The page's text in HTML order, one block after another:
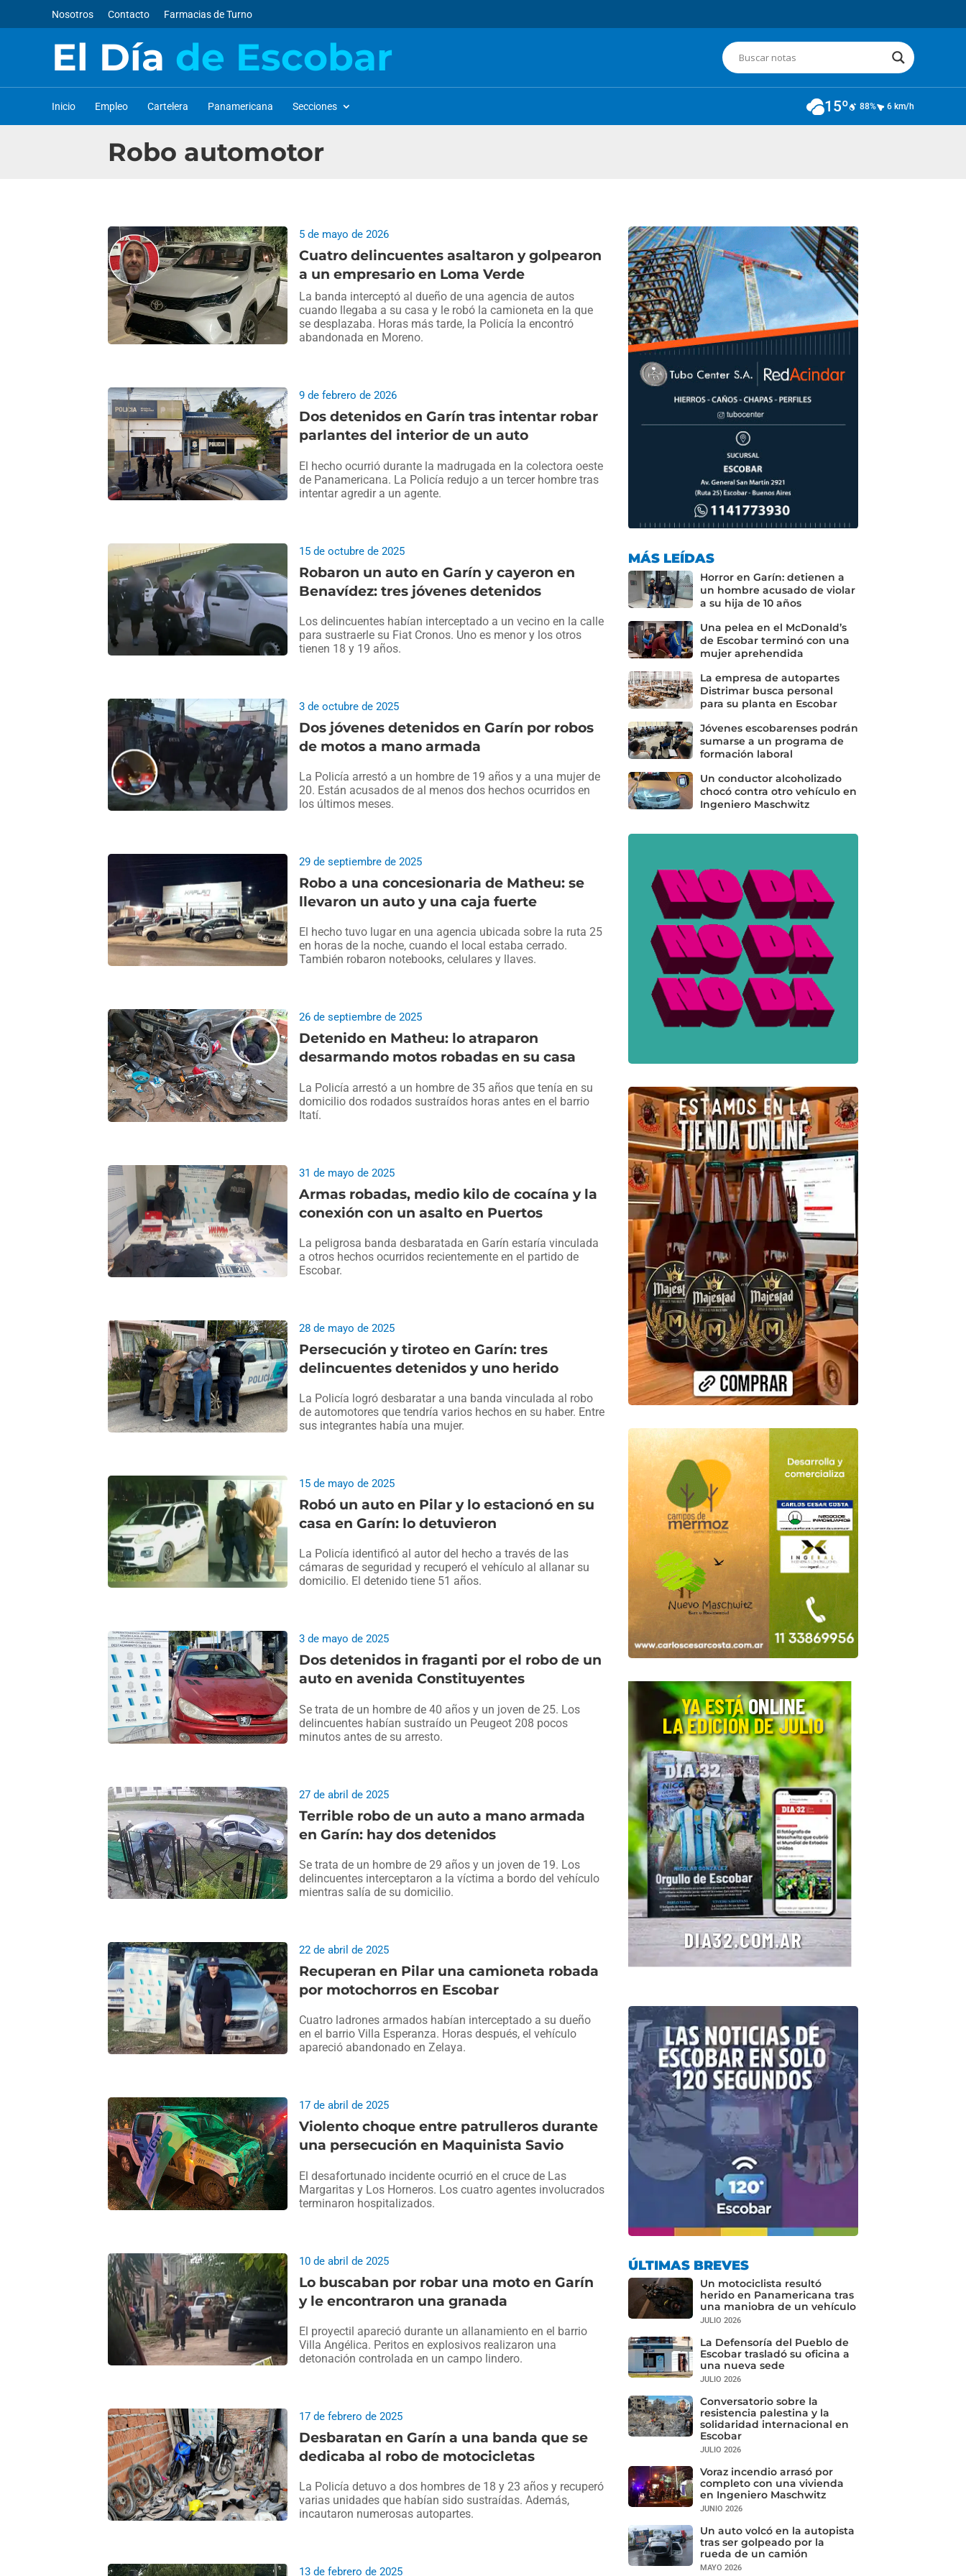
Nosotros Contacto Farmacias de Turno
El Día de Escobar
Inicio Empleo Cartelera Panamericana Secciones 15º 88% 6 km/h
Robo automotor
Cuatro delincuentes asaltaron y golpearon
a un empresario en Loma Verde
5 de mayo de 2026
La banda interceptó al dueño de una agencia de autos
cuando llegaba a su casa y le robó la camioneta en la que
se desplazaba. Horas más tarde, la Policía la encontró
abandonada en Moreno.
Dos detenidos en Garín tras intentar robar
parlantes del interior de un auto
9 de febrero de 2026
El hecho ocurrió durante la madrugada en la colectora oeste
de Panamericana. La Policía redujo a un tercer hombre tras
intentar agredir a un agente.
Robaron un auto en Garín y cayeron en
Benavídez: tres jóvenes detenidos
15 de octubre de 2025
Los delincuentes habían interceptado a un vecino en la calle
para sustraerle su Fiat Cronos. Uno es menor y los otros
tienen 18 y 19 años.
Dos jóvenes detenidos en Garín por robos
de motos a mano armada
3 de octubre de 2025
La Policía arrestó a un hombre de 19 años y a una mujer de
20. Están acusados de al menos dos hechos ocurridos en
los últimos meses.
Robo a una concesionaria de Matheu: se
llevaron un auto y una caja fuerte
29 de septiembre de 2025
El hecho tuvo lugar en una agencia ubicada sobre la ruta 25
en horas de la noche, cuando el local estaba cerrado.
También robaron notebooks, celulares y llaves.
Detenido en Matheu: lo atraparon
desarmando motos robadas en su casa
26 de septiembre de 2025
La Policía arrestó a un hombre de 35 años que tenía en su
domicilio dos rodados sustraídos horas antes en el barrio
Itatí.
Armas robadas, medio kilo de cocaína y la
conexión con un asalto en Puertos
31 de mayo de 2025
La peligrosa banda desbaratada en Garín estaría vinculada
a otros hechos ocurridos recientemente en el partido de
Escobar.
Persecución y tiroteo en Garín: tres
delincuentes detenidos y uno herido
28 de mayo de 2025
La Policía logró desbaratar a una banda vinculada al robo
de automotores que tendría varios hechos en su haber. Entre
sus integrantes había una mujer.
Robó un auto en Pilar y lo estacionó en su
casa en Garín: lo detuvieron
15 de mayo de 2025
La Policía identificó al autor del hecho a través de las
cámaras de seguridad y recuperó el vehículo al allanar su
domicilio. El detenido tiene 51 años.
Dos detenidos in fraganti por el robo de un
auto en avenida Constituyentes
3 de mayo de 2025
Se trata de un hombre de 40 años y un joven de 25. Los
delincuentes habían sustraído un Peugeot 208 pocos
minutos antes de su arresto.
Terrible robo de un auto a mano armada
en Garín: hay dos detenidos
27 de abril de 2025
Se trata de un hombre de 29 años y un joven de 19. Los
delincuentes interceptaron a la víctima a bordo del vehículo
mientras salía de su domicilio.
Recuperan en Pilar una camioneta robada
por motochorros en Escobar
22 de abril de 2025
Cuatro ladrones armados habían interceptado a su dueño
en el barrio Villa Esperanza. Horas después, el vehículo
apareció abandonado en Zelaya.
Violento choque entre patrulleros durante
una persecución en Maquinista Savio
17 de abril de 2025
El desafortunado incidente ocurrió en el cruce de Las
Margaritas y Los Horneros. Los cuatro agentes involucrados
terminaron hospitalizados.
Lo buscaban por robar una moto en Garín
y le encontraron una granada
10 de abril de 2025
El proyectil apareció durante un allanamiento en el barrio
Villa Angélica. Peritos en explosivos realizaron una
detonación controlada en un campo lindero.
Desbaratan en Garín a una banda que se
dedicaba al robo de motocicletas
17 de febrero de 2025
La Policía detuvo a dos hombres de 18 y 23 años y recuperó
varias unidades que habían sido sustraídas. Además,
incautaron numerosas autopartes.
13 de febrero de 2025
MÁS LEÍDAS
Horror en Garín: detienen a
un hombre acusado de violar
a su hija de 10 años
Una pelea en el McDonald’s
de Escobar terminó con una
mujer aprehendida
La empresa de autopartes
Distrimar busca personal
para su planta en Escobar
Jóvenes escobarenses podrán
sumarse a un programa de
formación laboral
Un conductor alcoholizado
chocó contra otro vehículo en
Ingeniero Maschwitz
ÚLTIMAS BREVES
Un motociclista resultó
herido en Panamericana tras
una maniobra de un vehículo
JULIO 2026
La Defensoría del Pueblo de
Escobar trasladó su oficina a
una nueva sede
JULIO 2026
Conversatorio sobre la
resistencia palestina y la
solidaridad internacional en
Escobar
JULIO 2026
Voraz incendio arrasó por
completo con una vivienda
en Ingeniero Maschwitz
JUNIO 2026
Un auto volcó en la autopista
tras ser golpeado por la
rueda de un camión
MAYO 2026